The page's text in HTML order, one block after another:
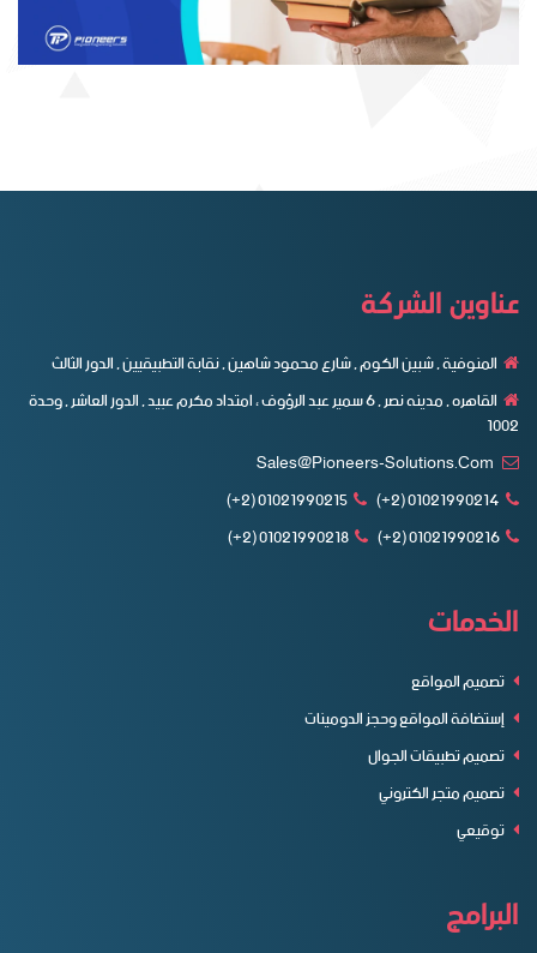
عناوين الشركة
المنوفية , شبين الكوم , شارع محمود شاهين , نقابة التطبيقيين , الدور الثالث
القاهره , مدينه نصر , ٦ سمير عبد الرؤوف ، امتداد مكرم عبيد , الدور العاشر , وحدة
1002
01021990214 (2+)
01021990215 (2+)
01021990216 (2+)
01021990218 (2+)
الخدمات
تصميم المواقع
إستضافة المواقع وحجز الدومينات
تصميم تطبيقات الجوال
تصميم متجر الكتروني
توقيعي
البرامج